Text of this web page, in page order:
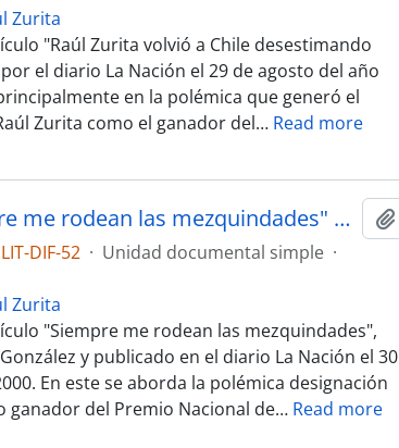
Zurita
"Raúl Zurita volvió a Chile desestimando
el diario La Nación el 29 de agosto del año
en la polémica que generó el
Zurita como el ganador del… Read more
Artículo "Siempre me rodean las mezquindades" de Diario La Nación
DIF-52 · Unidad documental simple ·
Zurita
"Siempre me rodean las mezquindades",
y publicado en el diario La Nación el 30
En este se aborda la polémica designación
ganador del Premio Nacional de… Read more